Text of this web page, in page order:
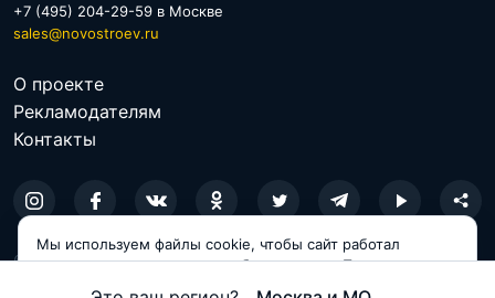
+7 (495) 204-29-59 в Москве
sales@novostroev.ru
О проекте
Рекламодателям
Контакты
© 2026 NOVOSTROEV.RU
Мы используем файлы cookie, чтобы сайт работал
корректно и становился удобнее для вас. Продолжая